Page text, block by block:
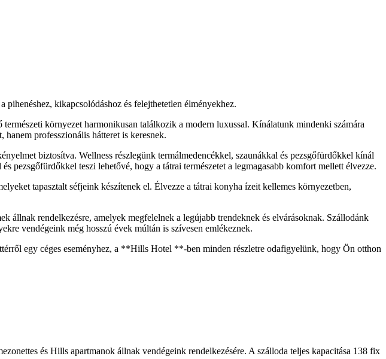
kikapcsolódáshoz és felejthetetlen élményekhez.
környezet harmonikusan találkozik a modern luxussal. Kínálatunk mindenki számára
professzionális hátteret is keresnek.
biztosítva. Wellness részlegünk termálmedencékkel, szaunákkal és pezsgőfürdőkkel kínál
pezsgőfürdőkkel teszi lehetővé, hogy a tátrai természetet a legmagasabb komfort mellett élvezze.
tapasztalt séfjeink készítenek el. Élvezze a tátrai konyha ízeit kellemes környezetben,
állnak rendelkezésre, amelyek megfelelnek a legújabb trendeknek és elvárásoknak. Szállodánk
vendégeink még hosszú évek múltán is szívesen emlékeznek.
egy céges eseményhez, a **Hills Hotel **-ben minden részletre odafigyelünk, hogy Ön otthon
és Hills apartmanok állnak vendégeink rendelkezésére. A szálloda teljes kapacitása 138 fix